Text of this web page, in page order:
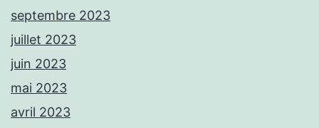
septembre 2023
juillet 2023
juin 2023
mai 2023
avril 2023